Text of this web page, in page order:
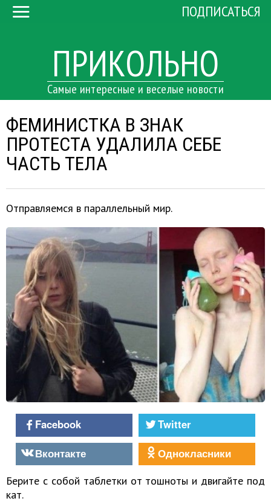
ПРИКОЛЬНО
Самые интересные и веселые новости
ПОДПИСАТЬСЯ
ФЕМИНИСТКА В ЗНАК
ПРОТЕСТА УДАЛИЛА СЕБЕ
ЧАСТЬ ТЕЛА
Отправляемся в параллельный мир.
Facebook
Twitter
Вконтакте
Однокласники
Берите с собой таблетки от тошноты и двигайте под
кат.